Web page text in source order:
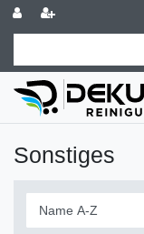
Sonstiges